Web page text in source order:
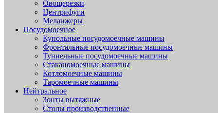
Овощерезки
Центрифуги
Меланжеры
Посудомоечное
Купольные посудомоечные машины
Фронтальные посудомоечные машины
Туннельные посудомоечные машины
Стаканомоечные машины
Котломоечные машины
Таромоечные машины
Нейтральное
Зонты вытяжные
Столы производственные